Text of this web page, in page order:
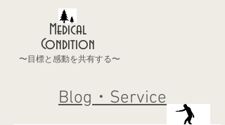
Medical
Condition
〜目標と感動を共有する〜
Blog・Service